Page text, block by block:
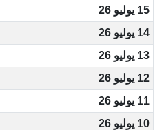
15 يوليو 26
14 يوليو 26
13 يوليو 26
12 يوليو 26
11 يوليو 26
10 يوليو 26